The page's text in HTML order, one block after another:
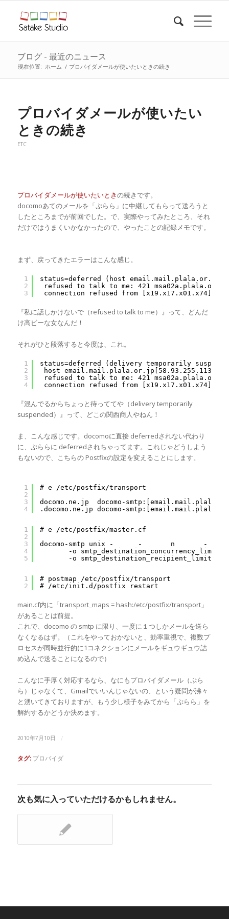
ブログ - 最近のニュース
現在位置: ホーム / プロバイダメールが使いたいときの続き
プロバイダメールが使いたい
ときの続き
ETC
プロバイダメールが使いたいときの続きです。
docomoあてのメールを「ぷらら」に中継してもらって送ろうと
したところまでが前回でした。で、実際やってみたところ、それ
だけではうまくいかなかったので、やったことの記録メモです。
まず、戻ってきたエラーはこんな感じ。
1
2
3
status=deferred (host
refused to talk to me: 421 msa02a.plala.or.jp
connection refused from [x19.x17.x01.x74])
『私に話しかけないで（refused to talk to me）』って、どんだ
け高ビーな女なんだ！
それがひと段落すると今度は、これ。
1
2
3
4
status=deferred (delivery temporarily
host email.mail.plala.or.jp[58.93.255.113]
refused to talk to me: 421 msa02a.plala.or.jp
connection refused from [x19.x17.x01.x74])
『混んでるからちょっと待っててや（delivery temporarily
suspended）』って、どこの関西商人やねん！
ま、こんな感じです。docomoに直接 deferredされない代わり
に、ぷららに deferredされちゃってます。これじゃどうしよう
もないので、こちらの Postfixの設定を変えることにします。
1
2
3
4
# e /etc/postfix/transport
docomo.ne.jp  docomo-
.docomo.ne.jp docomo-
1
2
3
4
5
# e /etc/postfix/master.cf
docomo-smtp unix -      -       n       -
-o smtp_destination_concurrency_limit=1
-o smtp_destination_recipient_limit=1
1
2
# postmap /etc/postfix/transport
# /etc/init.d/postfix restart
main.cf内に「transport_maps = hash:/etc/postfix/transport」
があることは前提。
これで、docomo の smtp に限り、一度に１つしかメールを送ら
なくなるはず。（これをやっておかないと、効率重視で、複数プ
ロセスが同時並行的に1コネクションにメールをギュウギュウ詰
め込んで送ることになるので）
こんなに手厚く対応するなら、なにもプロバイダメール（ぷら
ら）じゃなくて、Gmailでいいんじゃないの、という疑問が沸々
と湧いてきておりますが、もう少し様子をみてから「ぷらら」を
解約するかどうか決めます。
2010年7月10日 /
タグ: プロバイダ
次も気に入っていただけるかもしれません。